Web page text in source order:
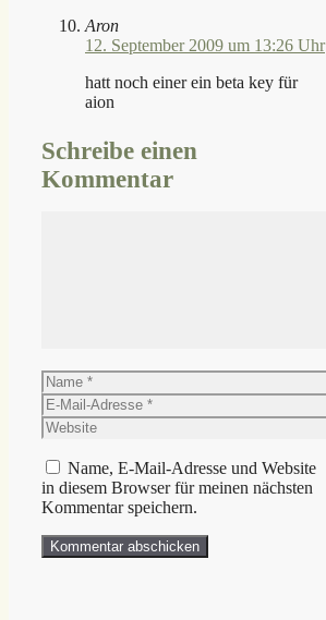
Aron
12. September 2009 um 13:26 Uhr
hatt noch einer ein beta key für
aion
Schreibe einen
Kommentar
Name
E-
Mail-
Adresse
Website
Name, E-Mail-Adresse und Website
in diesem Browser für meinen nächsten
Kommentar speichern.